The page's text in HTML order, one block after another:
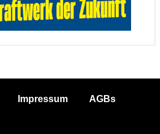
Impressum AGBs